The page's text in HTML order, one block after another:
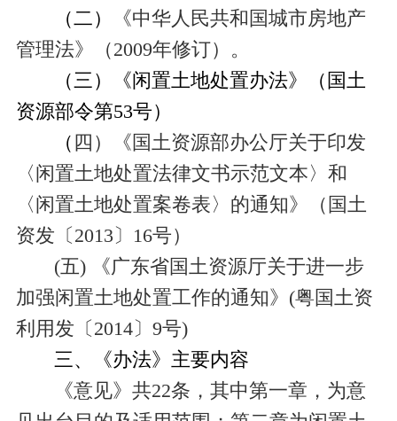
（二）
《中华人民共和国城市房地产
管理法》（2009年修订）。
（三）《闲置土地处置办法》（国土
资源部令第53号）
（ 四）《国土资源部办公厅关于印发
〈闲置土地处置法律文书示范文本〉和
〈闲置土地处置案卷表〉的通知》（国土
资发〔 2013 〕 16号）
(五)
《广东省国土资源厅关于进一步
加强闲置土地处置工作的通知》 (粤国土资
利用发〔 2014〕 9号)
三、《办法》主要内容
《意见》共22条，其中第一章，为意